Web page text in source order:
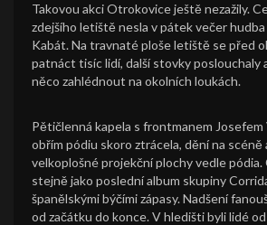
Takovou akci Otrokovice ještě nezažily.
zdejšího letiště nesla v pátek večer
Kabát. Na travnaté ploše letiště se před
patnáct tisíc lidí, další stovky poslouchaly
něco zahlédnout na okolních loukách.
Pětičlenná kapela s frontmanem Josefem
obřím pódiu skoro ztrácela, dění na scéně
velkoplošné projekční plochy vedle pódia.
stejně jako poslední album skupiny
španělskými býčími zápasy. Nadšení
od začátku do konce. V hledišti byli lidé